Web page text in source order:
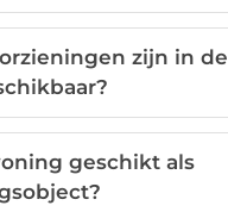
zijn in de
geschikt als